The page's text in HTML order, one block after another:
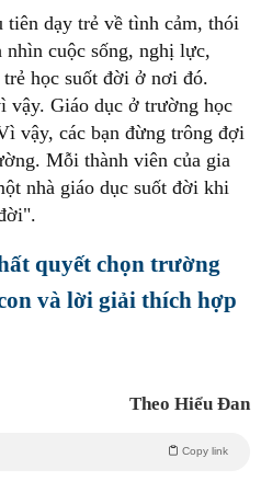
dạy trẻ về tình cảm, thói
nhìn cuộc sống, nghị lực,
học suốt đời ở nơi đó.
vậy. Giáo dục ở trường học
vậy, các bạn đừng trông đợi
Mỗi thành viên của gia
nhà giáo dục suốt đời khi
quyết chọn trường
và lời giải thích hợp
Theo Hiểu Đan
Copy link